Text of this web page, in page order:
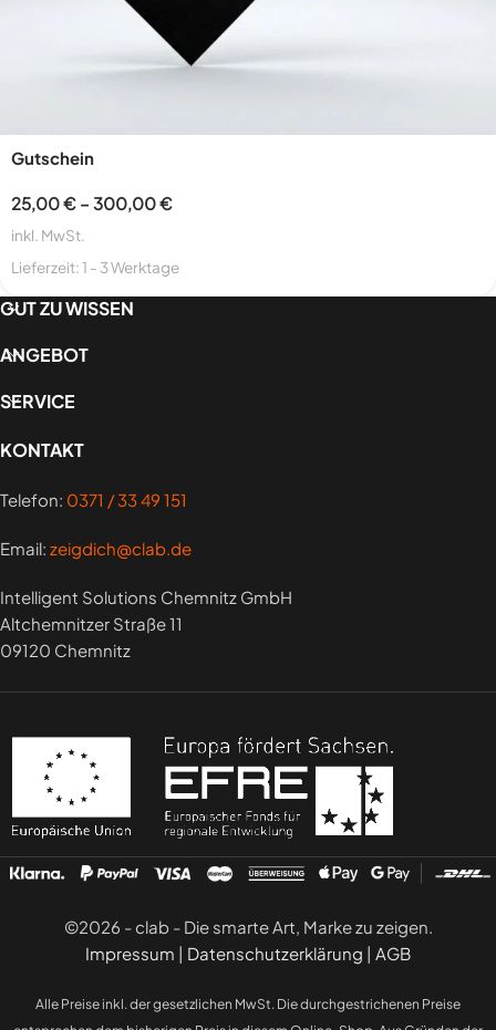
Gutschein
25,00€ – 300,00€
inkl. MwSt.
Lieferzeit:1 - 3 Werktage
GUT ZU WISSEN
ANGEBOT
SERVICE
KONTAKT
Telefon: 0371 / 33 49 151
Email: zeigdich@clab.de
Intelligent Solutions Chemnitz GmbH
Altchemnitzer Straße 11
09120 Chemnitz
©2026 - clab - Die smarte Art, Marke zu zeigen.
Impressum | Datenschutzerklärung | AGB
Alle Preise inkl. der gesetzlichen MwSt. Die durchgestrichenen Preise